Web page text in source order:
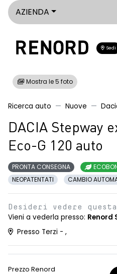
AZIENDA
Sedi
Mostra le 5 foto
Ricerca auto Nuove
DACIA Stepway
Eco-G 120 auto
PRONTA CONSEGNA
NEOPATENTATI
CAMBIO
Desideri vedere
Vieni a vederla presso: Renord
Presso Terzi - ,
Prezzo Renord